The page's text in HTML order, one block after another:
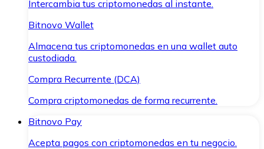
Intercambia tus criptomonedas al instante.
Bitnovo Wallet
Almacena tus criptomonedas en una wallet auto
custodiada.
Compra Recurrente (DCA)
Compra criptomonedas de forma recurrente.
Bitnovo Pay
Acepta pagos con criptomonedas en tu negocio.